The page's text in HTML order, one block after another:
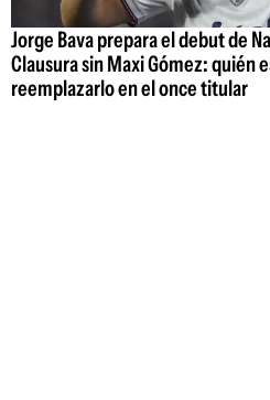
Jorge Bava prepara el debut de
Clausura sin Maxi Gómez: quién
reemplazarlo en el once titular